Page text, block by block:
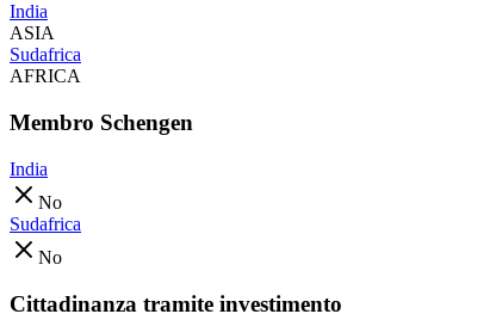
India
ASIA
Sudafrica
AFRICA
Membro Schengen
India
No
Sudafrica
No
Cittadinanza tramite investimento